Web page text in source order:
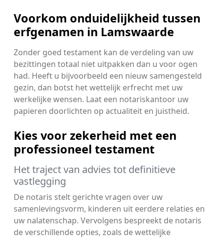
Voorkom onduidelijkheid tussen
erfgenamen in Lamswaarde
Zonder goed testament kan de verdeling van uw
bezittingen totaal niet uitpakken dan u voor ogen
had. Heeft u bijvoorbeeld een nieuw samengesteld
gezin, dan botst het wettelijk erfrecht met uw
werkelijke wensen. Laat een notariskantoor uw
papieren doorlichten op actualiteit en juistheid.
Kies voor zekerheid met een
professioneel testament
Het traject van advies tot definitieve
vastlegging
De notaris stelt gerichte vragen over uw
samenlevingsvorm, kinderen uit eerdere relaties en
uw nalatenschap. Vervolgens bespreekt de notaris
de verschillende opties, zoals de wettelijke